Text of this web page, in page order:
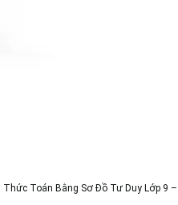
Thức Toán Bằng Sơ Đồ Tư Duy Lớp 9